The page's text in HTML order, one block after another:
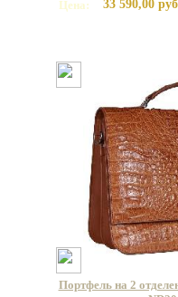
Цена:
33 590,00
Портфель на 2